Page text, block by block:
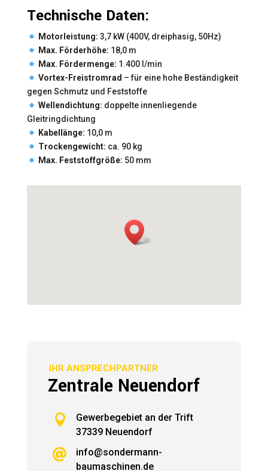
Technische Daten:
Motorleistung: 3,7 kW (400V, dreiphasig, 50Hz)
Max. Förderhöhe: 18,0 m
Max. Fördermenge: 1.400 l/min
Vortex-Freistromrad – für eine hohe Beständigkeit
gegen Schmutz und Feststoffe
Wellendichtung: doppelte innenliegende
Gleitringdichtung
Kabellänge: 10,0 m
Trockengewicht: ca. 90 kg
Max. Feststoffgröße: 50 mm
IHR ANSPRECHPARTNER
Zentrale Neuendorf

Gewerbegebiet an der Trift
37339 Neuendorf

info@sondermann-
baumaschinen.de